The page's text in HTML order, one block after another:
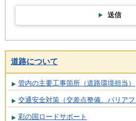
送信
道路について
管内の主要工事箇所（道路環境担当）
交通安全対策（交差点整備、バリアフ
彩の国ロードサポート